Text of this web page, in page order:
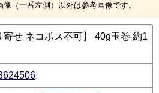
（一番左側）以外は参考画像です。
寄せ ネコポス不可】 40g玉巻 約1